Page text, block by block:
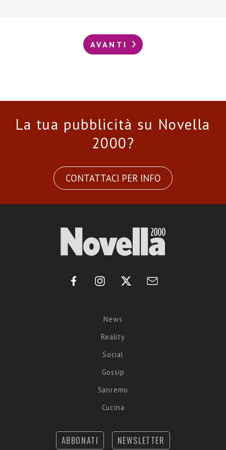
AVANTI
La tua pubblicità su Novella
2000?
CONTATTACI PER INFO
News
Reality
Social
Gossip
Sanremo
Cucina
ABBONATI NEWSLETTER